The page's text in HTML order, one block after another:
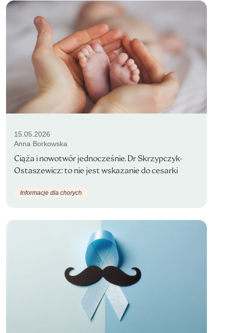
15.05.2026
Anna Borkowska
Ciąża i nowotwór jednocześnie. Dr Skrzypczyk-
Ostaszewicz: to nie jest wskazanie do cesarki
Informacje dla chorych